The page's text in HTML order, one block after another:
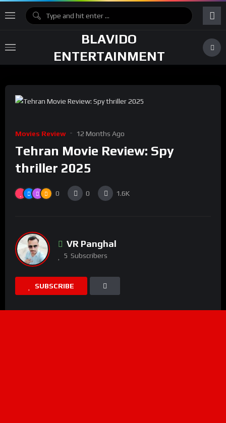
BLAVIDO
ENTERTAINMENT
Movies Review 12 Months Ago
Tehran Movie Review: Spy
thriller 2025
0 0 1.6K
VR Panghal
5 Subscribers
SUBSCRIBE